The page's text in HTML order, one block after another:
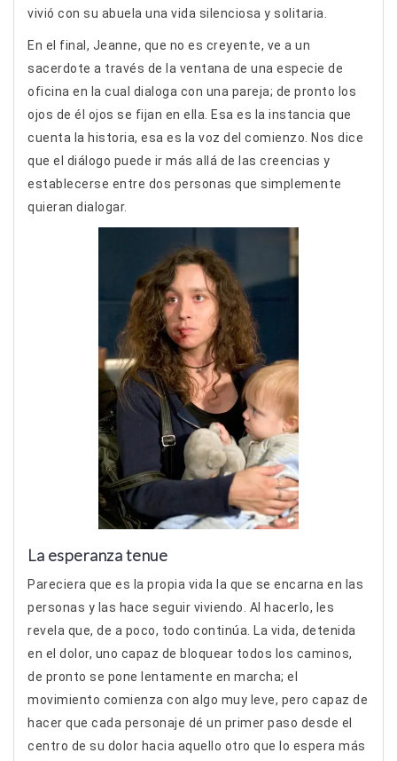
vivió con su abuela una vida silenciosa y solitaria.
En el final, Jeanne, que no es creyente, ve a un
sacerdote a través de la ventana de una especie de
oficina en la cual dialoga con una pareja; de pronto los
ojos de él ojos se fijan en ella. Esa es la instancia que
cuenta la historia, esa es la voz del comienzo. Nos dice
que el diálogo puede ir más allá de las creencias y
establecerse entre dos personas que simplemente
quieran dialogar.
La esperanza tenue
Pareciera que es la propia vida la que se encarna en las
personas y las hace seguir viviendo. Al hacerlo, les
revela que, de a poco, todo continúa. La vida, detenida
en el dolor, uno capaz de bloquear todos los caminos,
de pronto se pone lentamente en marcha; el
movimiento comienza con algo muy leve, pero capaz de
hacer que cada personaje dé un primer paso desde el
centro de su dolor hacia aquello otro que lo espera más